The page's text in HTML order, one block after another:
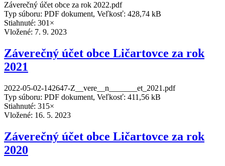
Záverečný účet obce za rok 2022.pdf
Typ súboru: PDF dokument, Veľkosť: 428,74 kB
Stiahnuté: 301×
Vložené: 7. 9. 2023
Záverečný účet obce Ličartovce za rok
2021
2022-05-02-142647-Z__vere__n_______et_2021.pdf
Typ súboru: PDF dokument, Veľkosť: 411,56 kB
Stiahnuté: 315×
Vložené: 16. 5. 2023
Záverečný účet obce Ličartovce za rok
2020